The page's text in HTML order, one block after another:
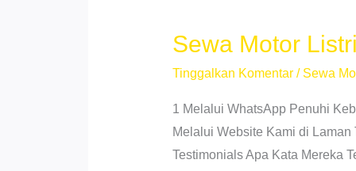
&
Siap
Sewa Motor
Tinggalkan Komentar / Sewa
1 Melalui WhatsApp Penuhi
Melalui Website Kami di
Testimonials Apa Kata Mereka